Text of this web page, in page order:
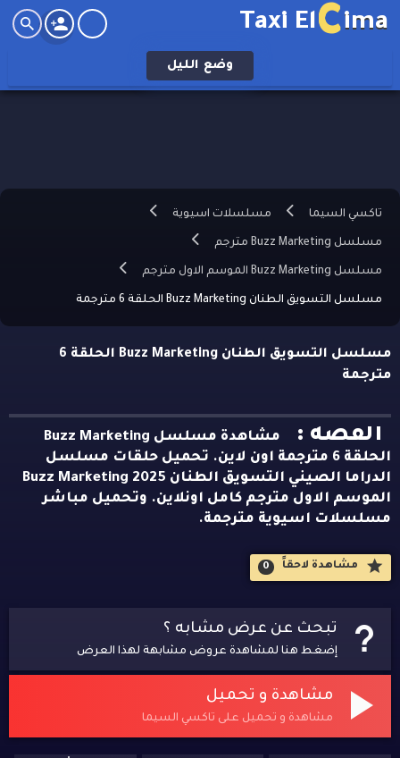
Taxi ElCima
وضع الليل
تاكسي السيما مسلسلات اسيوية
مسلسل Buzz Marketing مترجم
مسلسل Buzz Marketing الموسم الاول مترجم
مسلسل التسويق الطنان Buzz Marketing الحلقة 6 مترجمة
مسلسل التسويق الطنان Buzz Marketing الحلقة 6
مترجمة
القصه :
مشاهدة مسلسل Buzz Marketing
الحلقة 6 مترجمة اون لاين. تحميل حلقات مسلسل
الدراما الصيني التسويق الطنان Buzz Marketing 2025
الموسم الاول مترجم كامل اونلاين. وتحميل مباشر
مسلسلات اسيوية مترجمة.
مشاهدة لاحقاََ 0
تبحث عن عرض مشابه ؟
إضغط هنا لمشاهدة عروض مشابهة لهذا العرض
مشاهدة و تحميل
مشاهدة و تحميل على تاكسي السيما